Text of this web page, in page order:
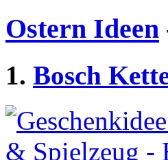
Ostern Ideen
1. Bosch